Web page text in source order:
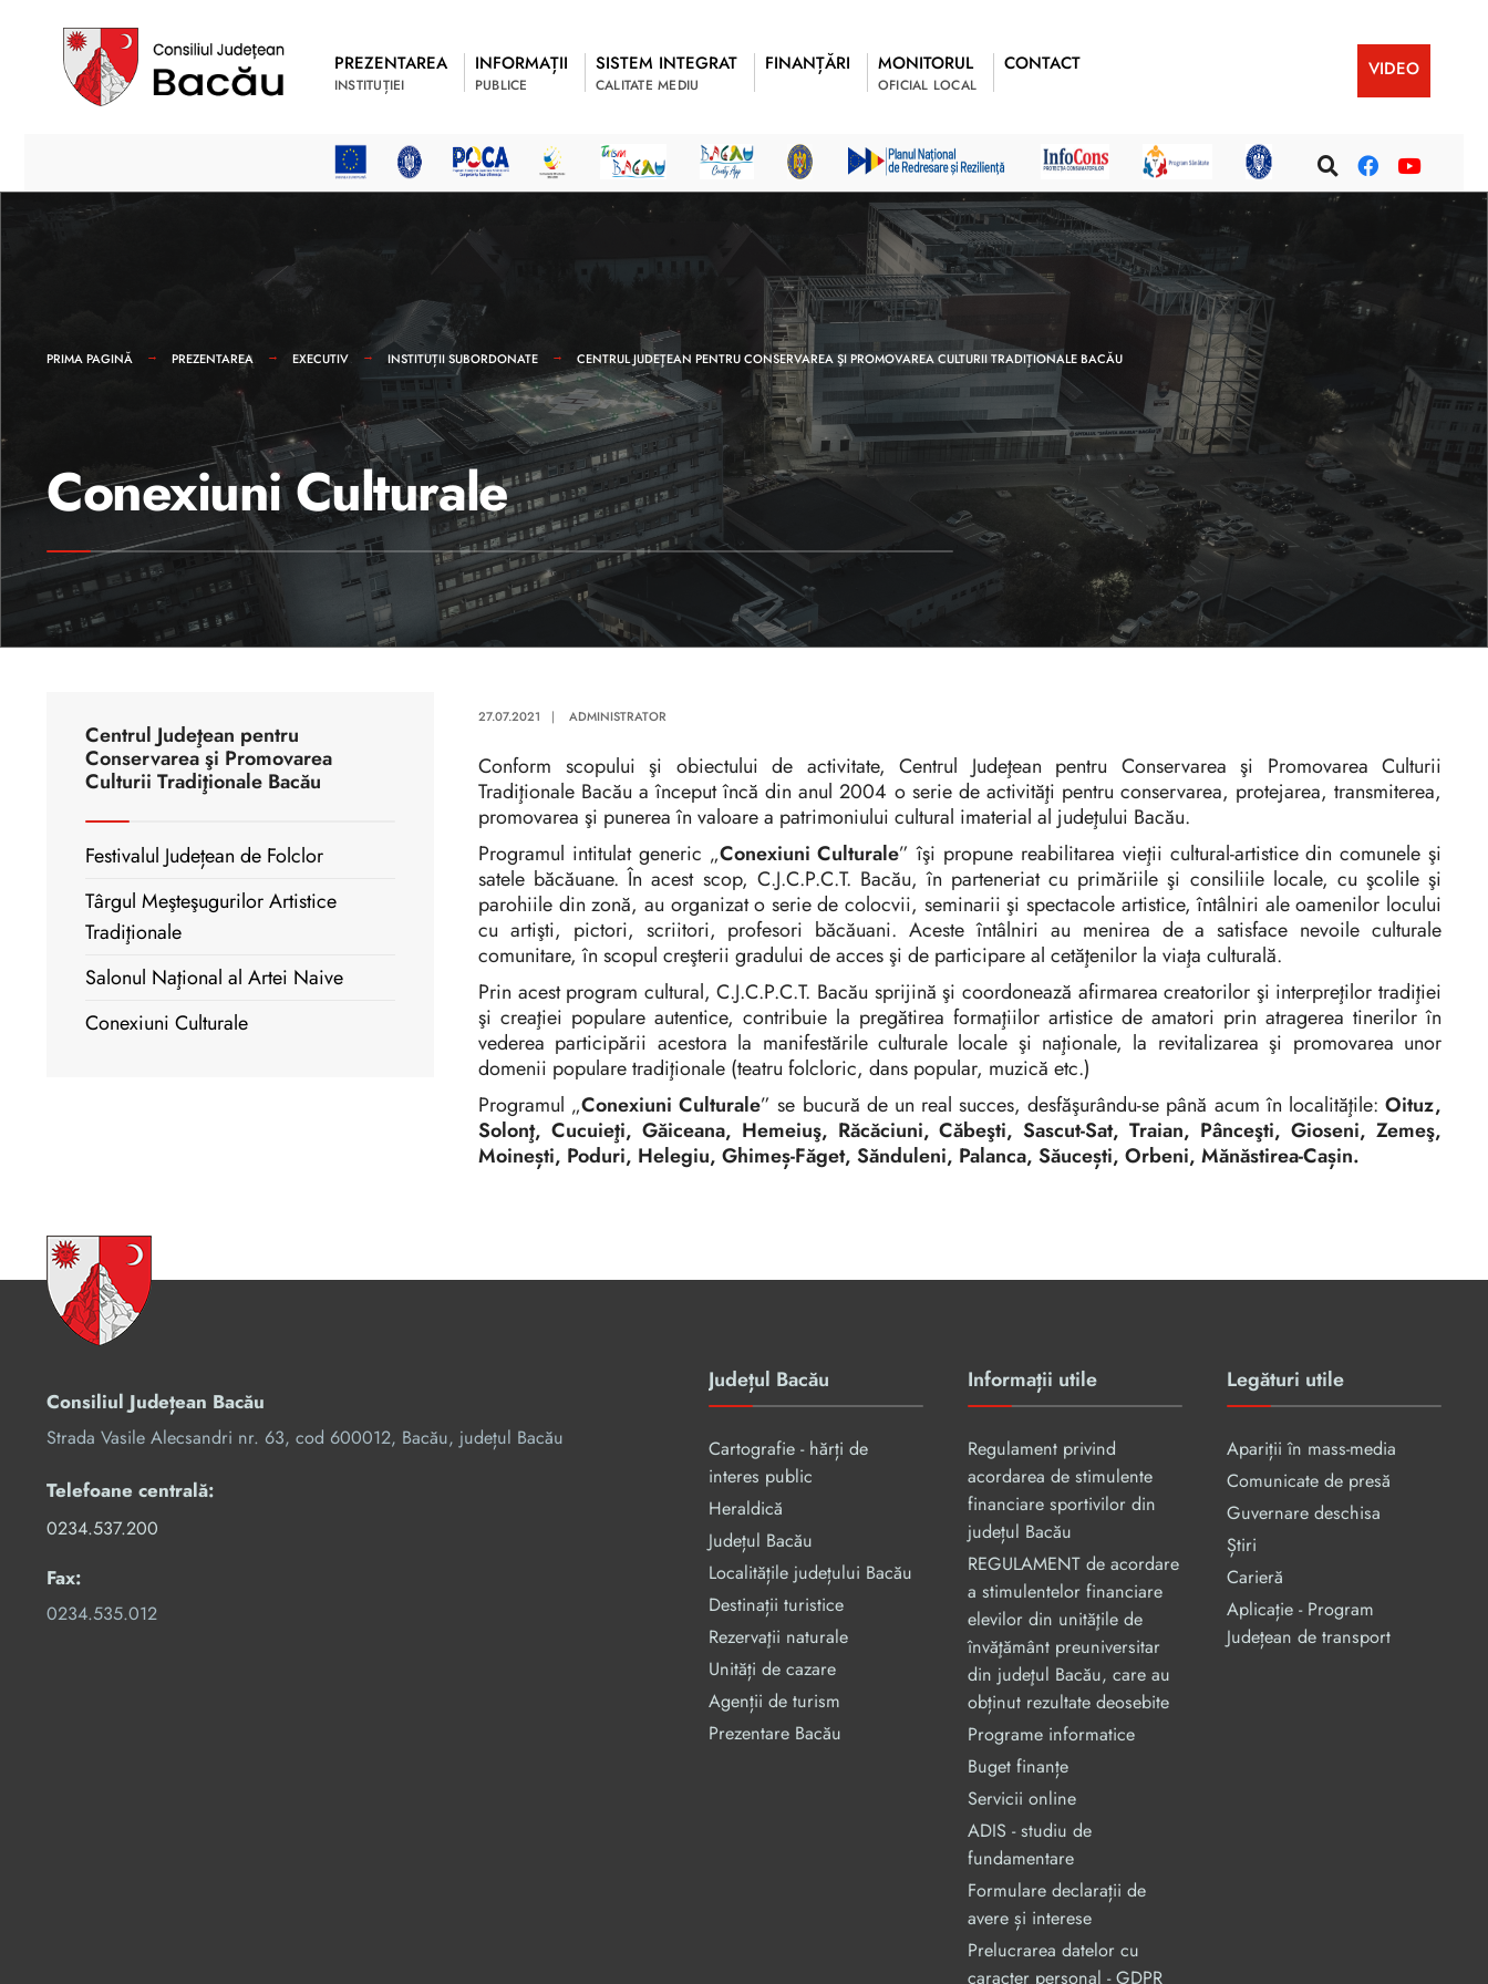
PREZENTAREA
INSTITUȚIEI
INFORMAȚII
PUBLICE
SISTEM INTEGRAT
CALITATE MEDIU
FINANȚĂRI MONITORUL
OFICIAL LOCAL
CONTACT VIDEO
PRIMA PAGINĂ PREZENTAREA EXECUTIV INSTITUȚII SUBORDONATE CENTRUL JUDEŢEAN PENTRU CONSERVAREA ŞI PROMOVAREA CULTURII TRADIŢIONALE BACĂU
Conexiuni Culturale
27.07.2021 | ADMINISTRATOR
Conform scopului şi obiectului de activitate, Centrul Judeţean pentru Conservarea şi Promovarea Culturii
Tradiţionale Bacău a început încă din anul 2004 o serie de activităţi pentru conservarea, protejarea, transmiterea,
promovarea şi punerea în valoare a patrimoniului cultural imaterial al judeţului Bacău.
Programul intitulat generic „Conexiuni Culturale” îşi propune reabilitarea vieţii cultural-artistice din comunele şi
satele băcăuane. În acest scop, C.J.C.P.C.T. Bacău, în parteneriat cu primăriile şi consiliile locale, cu şcolile şi
parohiile din zonă, au organizat o serie de colocvii, seminarii şi spectacole artistice, întâlniri ale oamenilor locului
cu artişti, pictori, scriitori, profesori băcăuani. Aceste întâlniri au menirea de a satisface nevoile culturale
comunitare, în scopul creşterii gradului de acces şi de participare al cetăţenilor la viaţa culturală.
Prin acest program cultural, C.J.C.P.C.T. Bacău sprijină şi coordonează afirmarea creatorilor şi interpreţilor tradiţiei
şi creaţiei populare autentice, contribuie la pregătirea formaţiilor artistice de amatori prin atragerea tinerilor în
vederea participării acestora la manifestările culturale locale şi naţionale, la revitalizarea şi promovarea unor
domenii populare tradiţionale (teatru folcloric, dans popular, muzică etc.)
Programul „Conexiuni Culturale” se bucură de un real succes, desfăşurându-se până acum în localităţile: Oituz,
Solonţ, Cucuieţi, Găiceana, Hemeiuş, Răcăciuni, Căbeşti, Sascut-Sat, Traian, Pânceşti, Gioseni, Zemeş,
Moinești, Poduri, Helegiu, Ghimeș-Făget, Sănduleni, Palanca, Săucești, Orbeni, Mănăstirea-Cașin.
Centrul Judeţean pentru
Conservarea şi Promovarea
Culturii Tradiţionale Bacău
Festivalul Județean de Folclor
Târgul Meşteşugurilor Artistice
Tradiţionale
Salonul Naţional al Artei Naive
Conexiuni Culturale
Consiliul Județean Bacău
Strada Vasile Alecsandri nr. 63, cod 600012, Bacău, județul Bacău
Telefoane centrală:
0234.537.200
Fax:
0234.535.012
Județul Bacău
Cartografie - hărți de
interes public
Heraldică
Județul Bacău
Localitățile județului Bacău
Destinații turistice
Rezervaţii naturale
Unități de cazare
Agenții de turism
Prezentare Bacău
Informații utile
Regulament privind
acordarea de stimulente
financiare sportivilor din
județul Bacău
REGULAMENT de acordare
a stimulentelor financiare
elevilor din unităţile de
învăţământ preuniversitar
din judeţul Bacău, care au
obținut rezultate deosebite
Programe informatice
Buget finanțe
Servicii online
ADIS - studiu de
fundamentare
Formulare declarații de
avere și interese
Prelucrarea datelor cu
caracter personal - GDPR
Legături utile
Apariții în mass-media
Comunicate de presă
Guvernare deschisa
Știri
Carieră
Aplicație - Program
Județean de transport